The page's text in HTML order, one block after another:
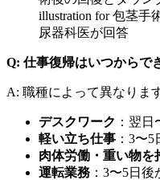
illustration for 包茎手
尿器科医が回答
Q: 仕事復帰はいつからで
A: 職種によって異なりま
デスクワーク ：翌
軽い立ち仕事 ：3〜
肉体労働・重い物を
運転業務 ：3〜5日後